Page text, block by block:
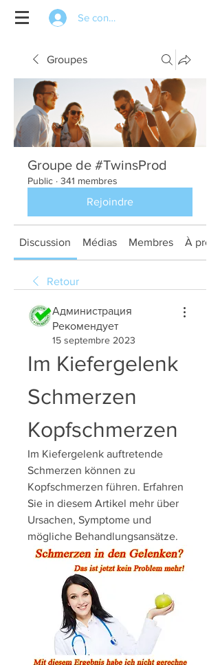
Se connecter
Groupes
Groupe de #TwinsProd
Public · 341 membres
Rejoindre
Discussion Médias Membres À
Retour
Администрация
Рекомендует
15 septembre 2023
Im Kiefergelenk
Schmerzen
Kopfschmerzen
Im Kiefergelenk auftretende
Schmerzen können zu
Kopfschmerzen führen. Erfahren
Sie in diesem Artikel mehr über
Ursachen, Symptome und
mögliche Behandlungsansätze.